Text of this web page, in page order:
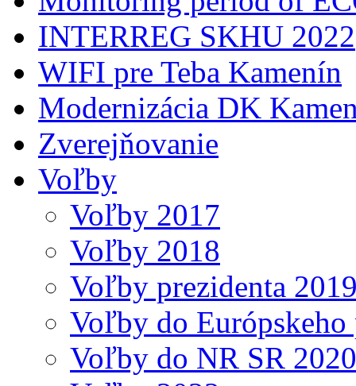
INTERREG SKHU 2022
WIFI pre Teba Kamenín
Modernizácia DK
Zverejňovanie
Voľby
Voľby 2017
Voľby 2018
Voľby prezidenta
Voľby do Európskeho
Voľby do NR SR 2020